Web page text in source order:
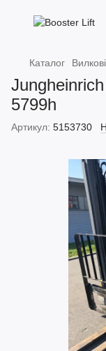
Каталог
5799h
Артикул: 5153730